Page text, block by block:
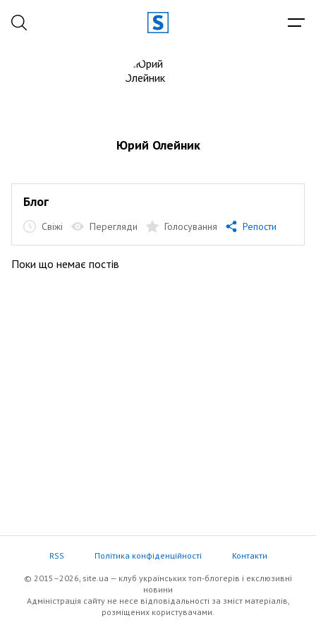
Юрий Олейник
Блог
Свіжі Перегляди Голосування Репости
Поки що немає постів
RSS Політика конфіденційності Контакти
© 2015–2026, site.ua — клуб українських топ-блогерів i екслюзивнi
новини
Адміністрація сайту не несе відповідальності за зміст матеріалів,
розміщених користувачами.